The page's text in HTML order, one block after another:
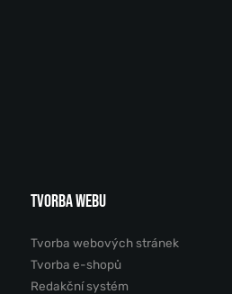
TVORBA WEBU
Tvorba webových stránek
Tvorba e-shopů
Redakční systém